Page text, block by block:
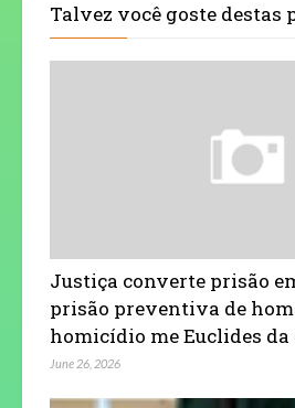
Talvez você goste destas
Justiça converte prisão
prisão preventiva de
homicídio me Euclides da
June 26, 2026